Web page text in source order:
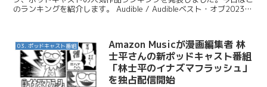
のランキングを紹介します。 Audible / Audibleベスト・オブ2023
03. ポッドキャスト番組
Amazon Musicが漫画編集者 林
士平さんの新ポッドキャスト番組
「林士平のイナズマフラッシュ」
を独占配信開始